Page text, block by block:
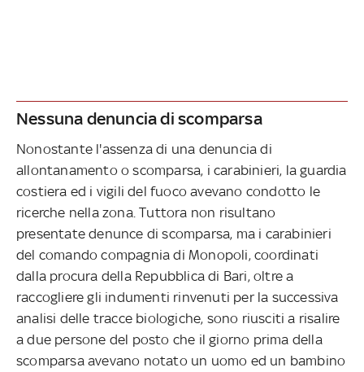
Nessuna denuncia di scomparsa
Nonostante l'assenza di una denuncia di
allontanamento o scomparsa, i carabinieri, la guardia
costiera ed i vigili del fuoco avevano condotto le
ricerche nella zona. Tuttora non risultano
presentate denunce di scomparsa, ma i carabinieri
del comando compagnia di Monopoli, coordinati
dalla procura della Repubblica di Bari, oltre a
raccogliere gli indumenti rinvenuti per la successiva
analisi delle tracce biologiche, sono riusciti a risalire
a due persone del posto che il giorno prima della
scomparsa avevano notato un uomo ed un bambino